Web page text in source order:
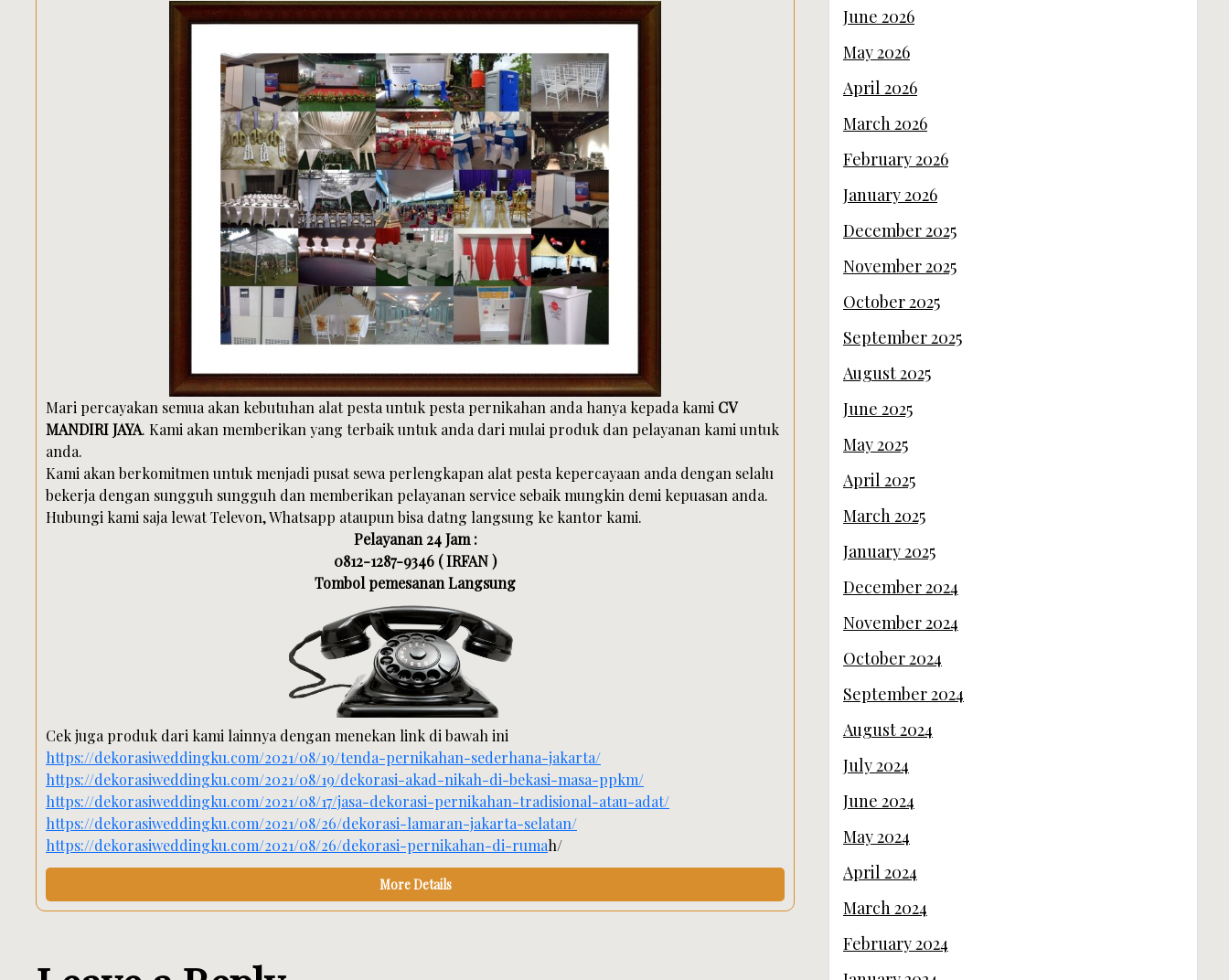
Mari percayakan semua akan kebutuhan alat pesta untuk pesta pernikahan anda hanya kepada kami CV
MANDIRI JAYA. Kami akan memberikan yang terbaik untuk anda dari mulai produk dan pelayanan kami untuk
anda.
Kami akan berkomitmen untuk menjadi pusat sewa perlengkapan alat pesta kepercayaan anda dengan selalu
bekerja dengan sungguh sungguh dan memberikan pelayanan service sebaik mungkin demi kepuasan anda.
Hubungi kami saja lewat Televon, Whatsapp ataupun bisa datng langsung ke kantor kami.
Pelayanan 24 Jam :
0812-1287-9346 ( IRFAN )
Tombol pemesanan Langsung
Cek juga produk dari kami lainnya dengan menekan link di bawah ini
https://dekorasiweddingku.com/2021/08/19/tenda-pernikahan-sederhana-jakarta/
https://dekorasiweddingku.com/2021/08/19/dekorasi-akad-nikah-di-bekasi-masa-ppkm/
https://dekorasiweddingku.com/2021/08/17/jasa-dekorasi-pernikahan-tradisional-atau-adat/
https://dekorasiweddingku.com/2021/08/26/dekorasi-lamaran-jakarta-selatan/
https://dekorasiweddingku.com/2021/08/26/dekorasi-pernikahan-di-rumah/
More Details
June 2026
May 2026
April 2026
March 2026
February 2026
January 2026
December 2025
November 2025
October 2025
September 2025
August 2025
June 2025
May 2025
April 2025
March 2025
January 2025
December 2024
November 2024
October 2024
September 2024
August 2024
July 2024
June 2024
May 2024
April 2024
March 2024
February 2024